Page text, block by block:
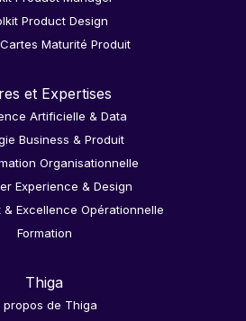
Product Design
Maturité Produit
et Expertises
Artificielle & Data
Business & Produit
Organisationnelle
Experience & Design
Excellence Opérationnelle
Formation
Thiga
propos de Thiga